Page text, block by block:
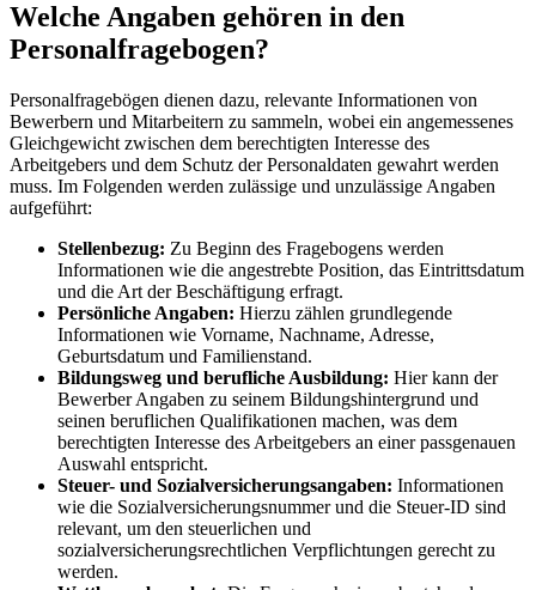
Welche Angaben gehören in den
Personalfragebogen?
Personalfragebögen dienen dazu, relevante Informationen von
Bewerbern und Mitarbeitern zu sammeln, wobei ein angemessenes
Gleichgewicht zwischen dem berechtigten Interesse des
Arbeitgebers und dem Schutz der Personaldaten gewahrt werden
muss. Im Folgenden werden zulässige und unzulässige Angaben
aufgeführt:
Stellenbezug: Zu Beginn des Fragebogens werden
Informationen wie die angestrebte Position, das Eintrittsdatum
und die Art der Beschäftigung erfragt.
Persönliche Angaben: Hierzu zählen grundlegende
Informationen wie Vorname, Nachname, Adresse,
Geburtsdatum und Familienstand.
Bildungsweg und berufliche Ausbildung: Hier kann der
Bewerber Angaben zu seinem Bildungshintergrund und
seinen beruflichen Qualifikationen machen, was dem
berechtigten Interesse des Arbeitgebers an einer passgenauen
Auswahl entspricht.
Steuer- und Sozialversicherungsangaben: Informationen
wie die Sozialversicherungsnummer und die Steuer-ID sind
relevant, um den steuerlichen und
sozialversicherungsrechtlichen Verpflichtungen gerecht zu
werden.